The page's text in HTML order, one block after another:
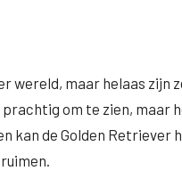
wereld, maar helaas zijn
om te zien, maar
kan de Golden Retriever